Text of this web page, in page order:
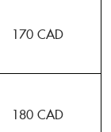
170 CAD
180 CAD